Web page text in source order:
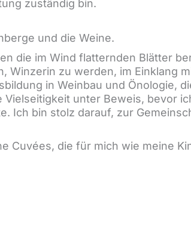
zuständig bin.
und die Weine.
die im Wind flatternden Blätter
zu werden, im Einklang
in Weinbau und Önologie,
unter Beweis, bevor
bin stolz darauf, zur
Cuvées, die für mich wie meine